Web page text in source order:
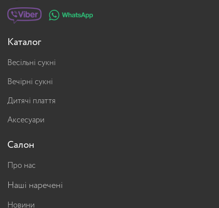
Каталог
Весільні сукні
Вечірні сукні
Дитячі плаття
Аксесуари
Салон
Про нас
Наші наречені
Новини